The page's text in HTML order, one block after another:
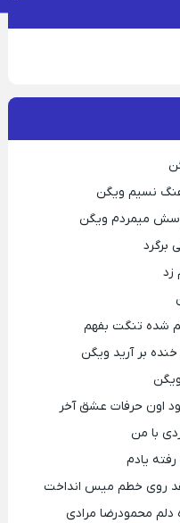
نسیم ویگن
میمردم ویگن
برگرد
زد
شده تنگت بفهم
خنده بر آرید ویگن
اون حرفات عشق آخر
با من
یادم
روی خطم میس انداخت
دلم محمودرضا مرادی